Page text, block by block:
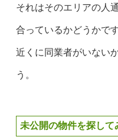
それはそのエリアの人
合っているかどうかです
近くに同業者がいない
う。
未公開の物件を探して